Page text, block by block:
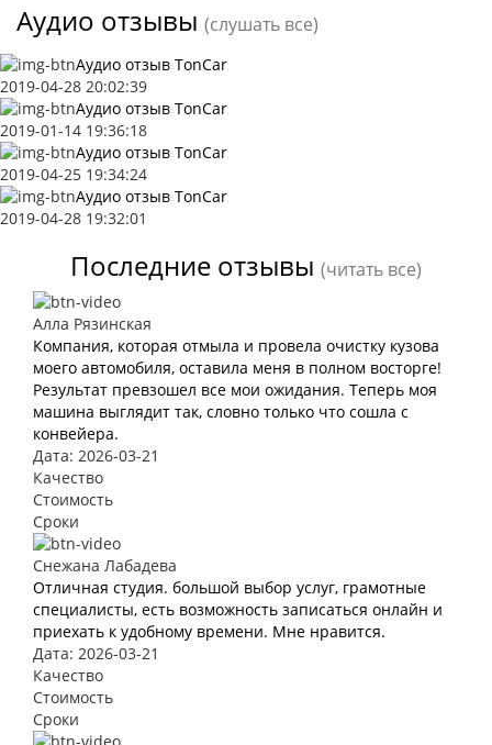
Аудио отзывы (слушать все)
Аудио отзыв TonCar
2019-04-28 20:02:39
Аудио отзыв TonCar
2019-01-14 19:36:18
Аудио отзыв TonCar
2019-04-25 19:34:24
Аудио отзыв TonCar
2019-04-28 19:32:01
Последние отзывы (читать все)
Алла Рязинская
Компания, которая отмыла и провела очистку кузова
моего автомобиля, оставила меня в полном восторге!
Результат превзошел все мои ожидания. Теперь моя
машина выглядит так, словно только что сошла с
конвейера.
Дата: 2026-03-21
Качество
Стоимость
Сроки
Снежана Лабадева
Отличная студия. большой выбор услуг, грамотные
специалисты, есть возможность записаться онлайн и
приехать к удобному времени. Мне нравится.
Дата: 2026-03-21
Качество
Стоимость
Сроки